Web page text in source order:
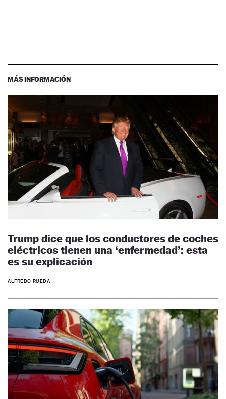
MÁS INFORMACIÓN
Trump dice que los conductores de coches
eléctricos tienen una ‘enfermedad’: esta
es su explicación
ALFREDO RUEDA